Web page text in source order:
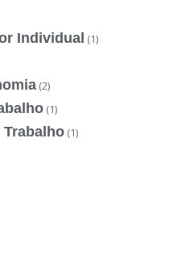
Individual (1)
(2)
(1)
(1)